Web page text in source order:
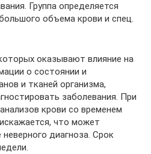
Группа определяется
объема крови и спец.
оказывают влияние на
о состоянии и
и тканей организма,
заболевания. При
крови со временем
что может
диагноза. Срок